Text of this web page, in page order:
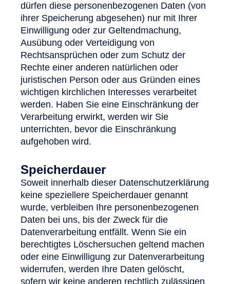
dürfen diese personenbezogenen Daten (von
ihrer Speicherung abgesehen) nur mit Ihrer
Einwilligung oder zur Geltendmachung,
Ausübung oder Verteidigung von
Rechtsansprüchen oder zum Schutz der
Rechte einer anderen natürlichen oder
juristischen Person oder aus Gründen eines
wichtigen kirchlichen Interesses verarbeitet
werden. Haben Sie eine Einschränkung der
Verarbeitung erwirkt, werden wir Sie
unterrichten, bevor die Einschränkung
aufgehoben wird.
Speicherdauer
Soweit innerhalb dieser Datenschutzerklärung
keine speziellere Speicherdauer genannt
wurde, verbleiben Ihre personenbezogenen
Daten bei uns, bis der Zweck für die
Datenverarbeitung entfällt. Wenn Sie ein
berechtigtes Löschersuchen geltend machen
oder eine Einwilligung zur Datenverarbeitung
widerrufen, werden Ihre Daten gelöscht,
sofern wir keine anderen rechtlich zulässigen